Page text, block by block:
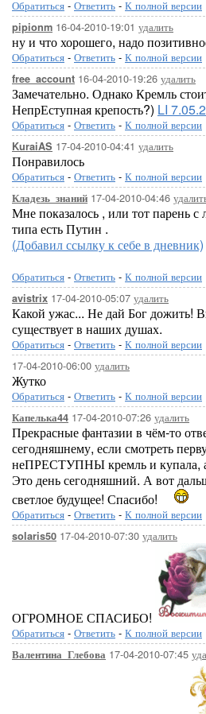
Обратиться - Ответить - К полной версии
pipionm 16-04-2010-19:01 удалить
ну и что хорошего, надо
Обратиться - Ответить - К полной версии
free_account 16-04-2010-19:26 удалить
Замечательно. Однако Кремль
НепрЕступная крепость?) LI
Обратиться - Ответить - К полной версии
KuraiAS 17-04-2010-04:41 удалить
Понравилось
Обратиться - Ответить - К полной версии
Кладезь_знаний 17-04-2010-04:46
Мне показалось , или тот парень с
типа есть Путин .
(Добавил ссылку к себе в дневник)
Обратиться - Ответить - К полной версии
avistrix 17-04-2010-05:07 удалить
Какой ужас... Не дай Бог дожить!
существует в наших душах.
Обратиться - Ответить - К полной версии
17-04-2010-06:00 удалить
Жутко
Обратиться - Ответить - К полной версии
Капелька44 17-04-2010-07:26 удалить
Прекрасные фантазии в чём-то
сегодняшнему, если смотреть
неПРЕСТУПНЫ кремль и купала, а
Это день сегодняшний. А вот
светлое будущее! Спасибо!
Обратиться - Ответить - К полной версии
solaris50 17-04-2010-07:30 удалить
ОГРОМНОЕ СПАСИБО!
Обратиться - Ответить - К полной версии
Валентина_Глебова 17-04-2010-07:45